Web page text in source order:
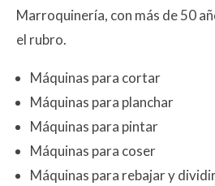
Marroquinería, con más de 50
el rubro.
Máquinas para cortar
Máquinas para planchar
Máquinas para pintar
Máquinas para coser
Máquinas para rebajar y